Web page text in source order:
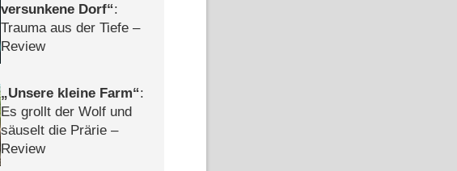
versunkene Dorf :
Trauma aus der Tiefe –
Review
Unsere kleine Farm :
Es grollt der Wolf und
säuselt die Prärie –
Review